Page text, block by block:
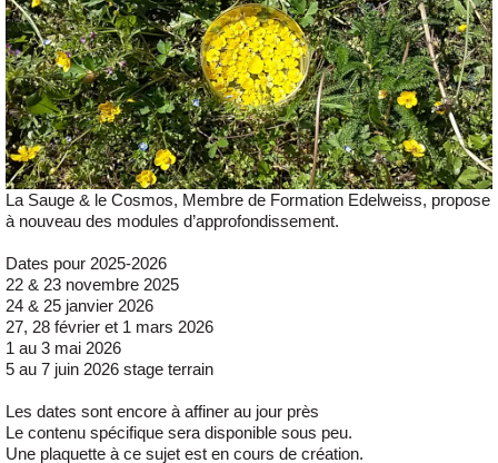
La Sauge & le Cosmos, Membre de Formation Edelweiss, propose
à nouveau des modules d’approfondissement.
Dates pour 2025-2026
22 & 23 novembre 2025
24 & 25 janvier 2026
27, 28 février et 1 mars 2026
1 au 3 mai 2026
5 au 7 juin 2026 stage terrain
Les dates sont encore à affiner au jour près
Le contenu spécifique sera disponible sous peu.
Une plaquette à ce sujet est en cours de création.